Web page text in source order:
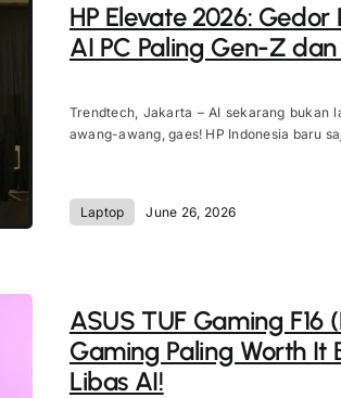
HP Elevate 2026:
AI PC Paling Gen-Z
Trendtech, Jakarta – AI sekarang bukan
awang-awang, gaes! HP Indonesia baru
Laptop June 26, 2026
ASUS TUF Gaming F16
Gaming Paling Worth It
Libas AI!